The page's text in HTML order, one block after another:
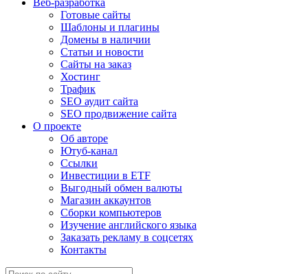
Веб-разработка
Готовые сайты
Шаблоны и плагины
Домены в наличии
Статьи и новости
Сайты на заказ
Хостинг
Трафик
SEO аудит сайта
SEO продвижение сайта
О проекте
Об авторе
Ютуб-канал
Ссылки
Инвестиции в ETF
Выгодный обмен валюты
Магазин аккаунтов
Сборки компьютеров
Изучение английского языка
Заказать рекламу в соцсетях
Контакты